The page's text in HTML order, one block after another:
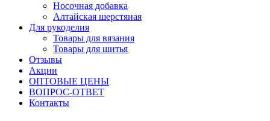
Носочная добавка
Алтайская шерстяная
Для рукоделия
Товары для вязания
Товары для шитья
Отзывы
Акции
ОПТОВЫЕ ЦЕНЫ
ВОПРОС-ОТВЕТ
Контакты